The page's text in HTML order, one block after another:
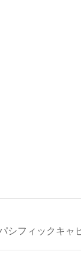
フィックキャ